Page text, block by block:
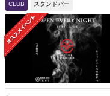
CLUB スタンドバー